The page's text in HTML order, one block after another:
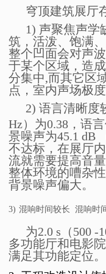
穹顶建筑展厅
1) 声聚焦声学
筑，活泼、饱满
整个凹面会对声
于某个区域，造
分集中,而其它区
点，室内声场极度
2) 语言清晰度
Hz）为0.38，语
景噪声为45.1 dB
不达标，在展厅
流就需要提高音
整体环境的嘈杂
背景噪声偏大。
3) 混响时间较长 混响时
为2.0 s（500 -
多功能厅和电影
满足其功能定位。